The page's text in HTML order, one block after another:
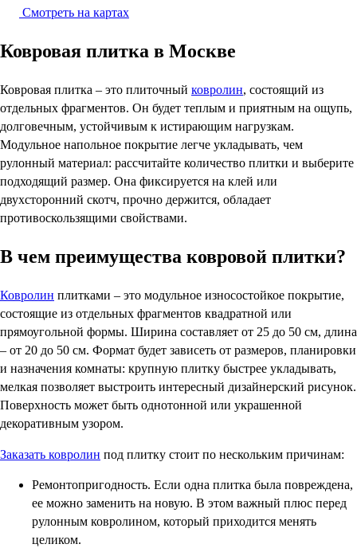
Смотреть на картах
Ковровая плитка в Москве
Ковровая плитка – это плиточный ковролин, состоящий из
отдельных фрагментов. Он будет теплым и приятным на ощупь,
долговечным, устойчивым к истирающим нагрузкам.
Модульное напольное покрытие легче укладывать, чем
рулонный материал: рассчитайте количество плитки и выберите
подходящий размер. Она фиксируется на клей или
двухсторонний скотч, прочно держится, обладает
противоскользящими свойствами.
В чем преимущества ковровой плитки?
Ковролин плитками – это модульное износостойкое покрытие,
состоящие из отдельных фрагментов квадратной или
прямоугольной формы. Ширина составляет от 25 до 50 см, длина
– от 20 до 50 см. Формат будет зависеть от размеров, планировки
и назначения комнаты: крупную плитку быстрее укладывать,
мелкая позволяет выстроить интересный дизайнерский рисунок.
Поверхность может быть однотонной или украшенной
декоративным узором.
Заказать ковролин под плитку стоит по нескольким причинам:
Ремонтопригодность. Если одна плитка была повреждена,
ее можно заменить на новую. В этом важный плюс перед
рулонным ковролином, который приходится менять
целиком.